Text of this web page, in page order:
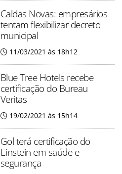
Caldas Novas: empresários
tentam flexibilizar decreto
municipal
11/03/2021 às 18h12
Blue Tree Hotels recebe
certificação do Bureau
Veritas
19/02/2021 às 15h14
Gol terá certificação do
Einstein em saúde e
segurança